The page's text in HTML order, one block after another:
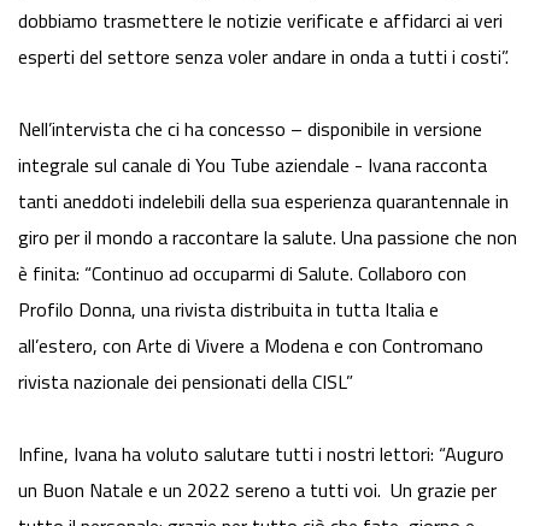
dobbiamo trasmettere le notizie verificate e affidarci ai veri
esperti del settore senza voler andare in onda a tutti i costi”.
Nell’intervista che ci ha concesso – disponibile in versione
integrale sul canale di You Tube aziendale - Ivana racconta
tanti aneddoti indelebili della sua esperienza quarantennale in
giro per il mondo a raccontare la salute. Una passione che non
è finita: “Continuo ad occuparmi di Salute. Collaboro con
Profilo Donna, una rivista distribuita in tutta Italia e
all’estero, con Arte di Vivere a Modena e con Contromano
rivista nazionale dei pensionati della CISL”
Infine, Ivana ha voluto salutare tutti i nostri lettori: “Auguro
un Buon Natale e un 2022 sereno a tutti voi. Un grazie per